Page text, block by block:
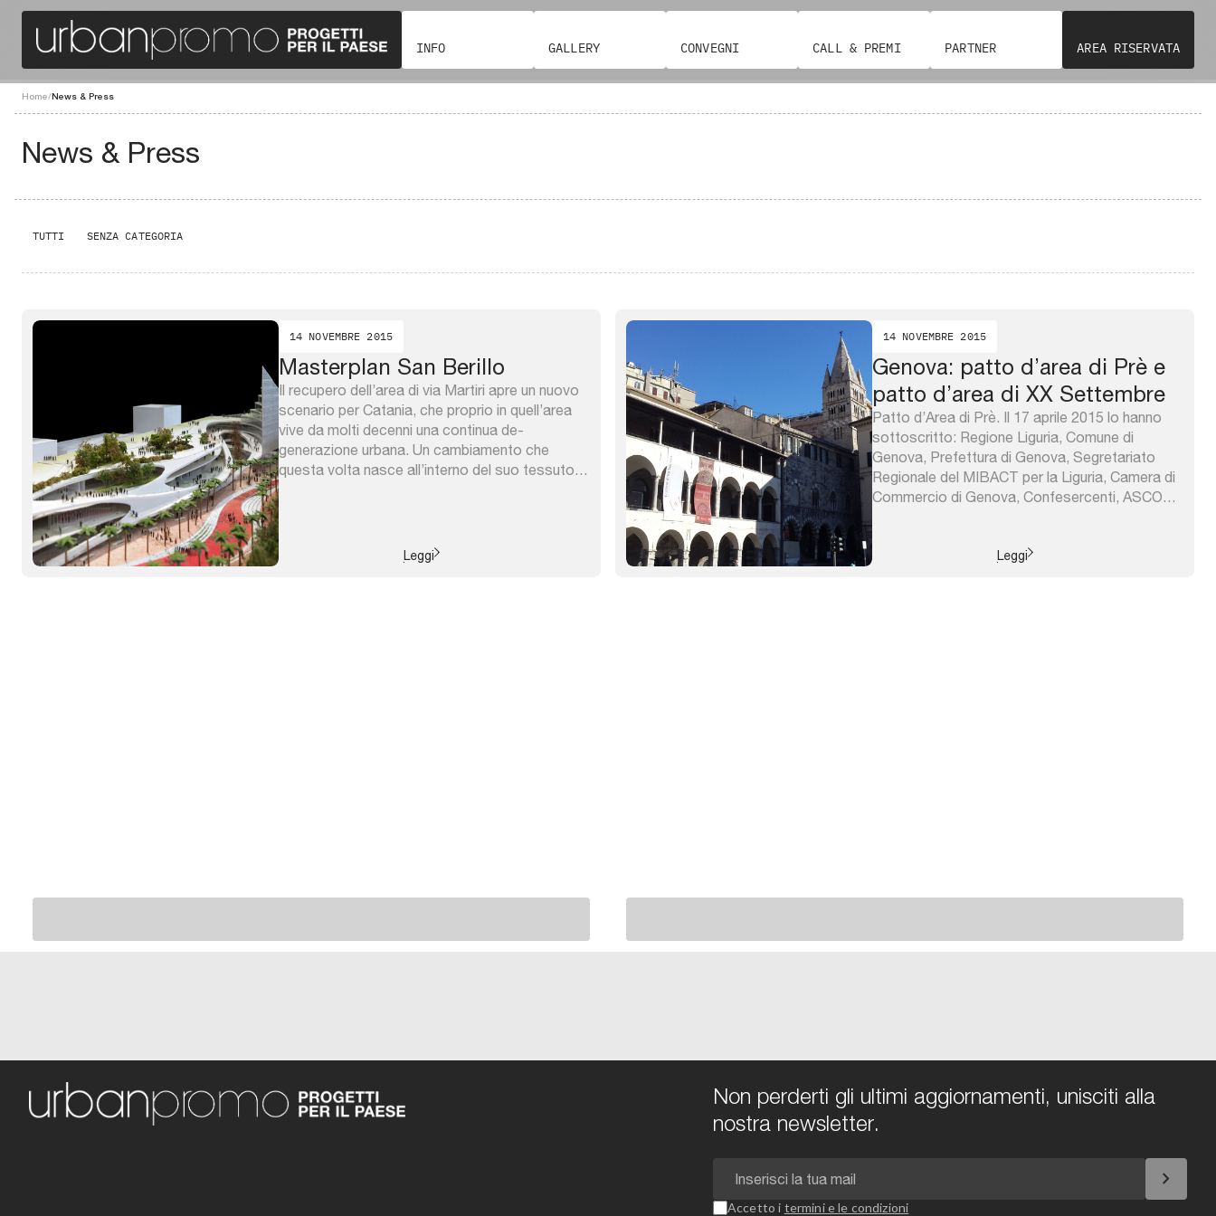
INFO GALLERY CONVEGNI CALL & PREMI PARTNER AREA RISERVATA
Home/News & Press
News & Press
TUTTI SENZA CATEGORIA
14 NOVEMBRE 2015
Masterplan San Berillo
Il recupero dell’area di via Martiri apre un nuovo
scenario per Catania, che proprio in quell’area
vive da molti decenni una continua de-
generazione urbana. Un cambiamento che
questa volta nasce all’interno del suo tessuto,
alla città la possibilità ...
Leggi
14 NOVEMBRE 2015
Genova: patto d’area di Prè e
patto d’area di XX Settembre
Patto d’Area di Prè. Il 17 aprile 2015 lo hanno
sottoscritto: Regione Liguria, Comune di
Genova, Prefettura di Genova, Segretariato
Regionale del MIBACT per la Liguria, Camera di
Commercio di Genova, Confesercenti, ASCOM
d’Area contribuisce al miglioramento della
Leggi
Non perderti gli ultimi aggiornamenti, unisciti alla
nostra newsletter.
chevron_right
Accetto i termini e le condizioni